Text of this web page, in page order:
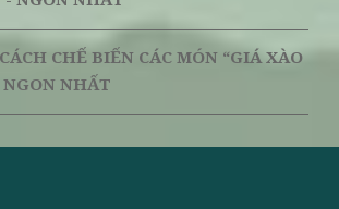
CÁCH LÀM MĂNG TÂY XÀO CHAY
- TỐT CHO SỨC KHỎE
CÁCH LÀM MƯỚP XÀO CHAY ĐƠN
HẤP DẪN NHẤT